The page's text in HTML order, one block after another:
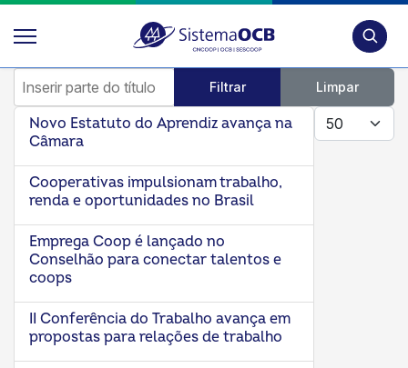
Inserir parte do título
Filtrar Limpar
Mostrar #
Novo Estatuto do Aprendiz avança na
Câmara
Cooperativas impulsionam trabalho,
renda e oportunidades no Brasil
Emprega Coop é lançado no
Conselhão para conectar talentos e
coops
II Conferência do Trabalho avança em
propostas para relações de trabalho